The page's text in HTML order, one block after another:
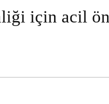
için acil